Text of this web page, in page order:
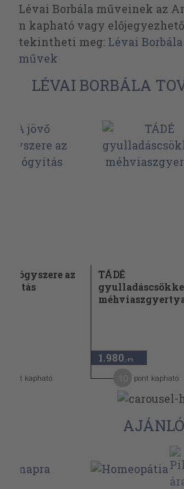
Lévai Borbála műveinek az
n kapható vagy
tekintheti meg: Lévai
művek
LÉVAI BORBÁLA
gyógyszere az
pont kapható
TÁDÉ
1.980 ,-Ft
pont kapható
AJÁNLÓ